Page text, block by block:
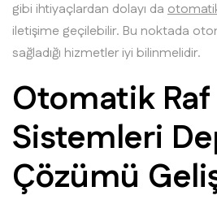
gibi ihtiyaçlardan dolayı da
iletişime geçilebilir. Bu noktada
sağladığı hizmetler iyi bilinmelidir.
Otomatik Raf
Sistemleri
Çözümü